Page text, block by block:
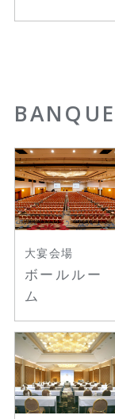
大宴会場
ボールルー
ム